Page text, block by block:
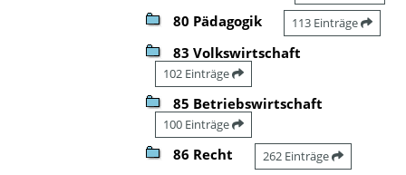
80 Pädagogik 113 Einträge
83 Volkswirtschaft
102 Einträge
85 Betriebswirtschaft
100 Einträge
86 Recht 262 Einträge